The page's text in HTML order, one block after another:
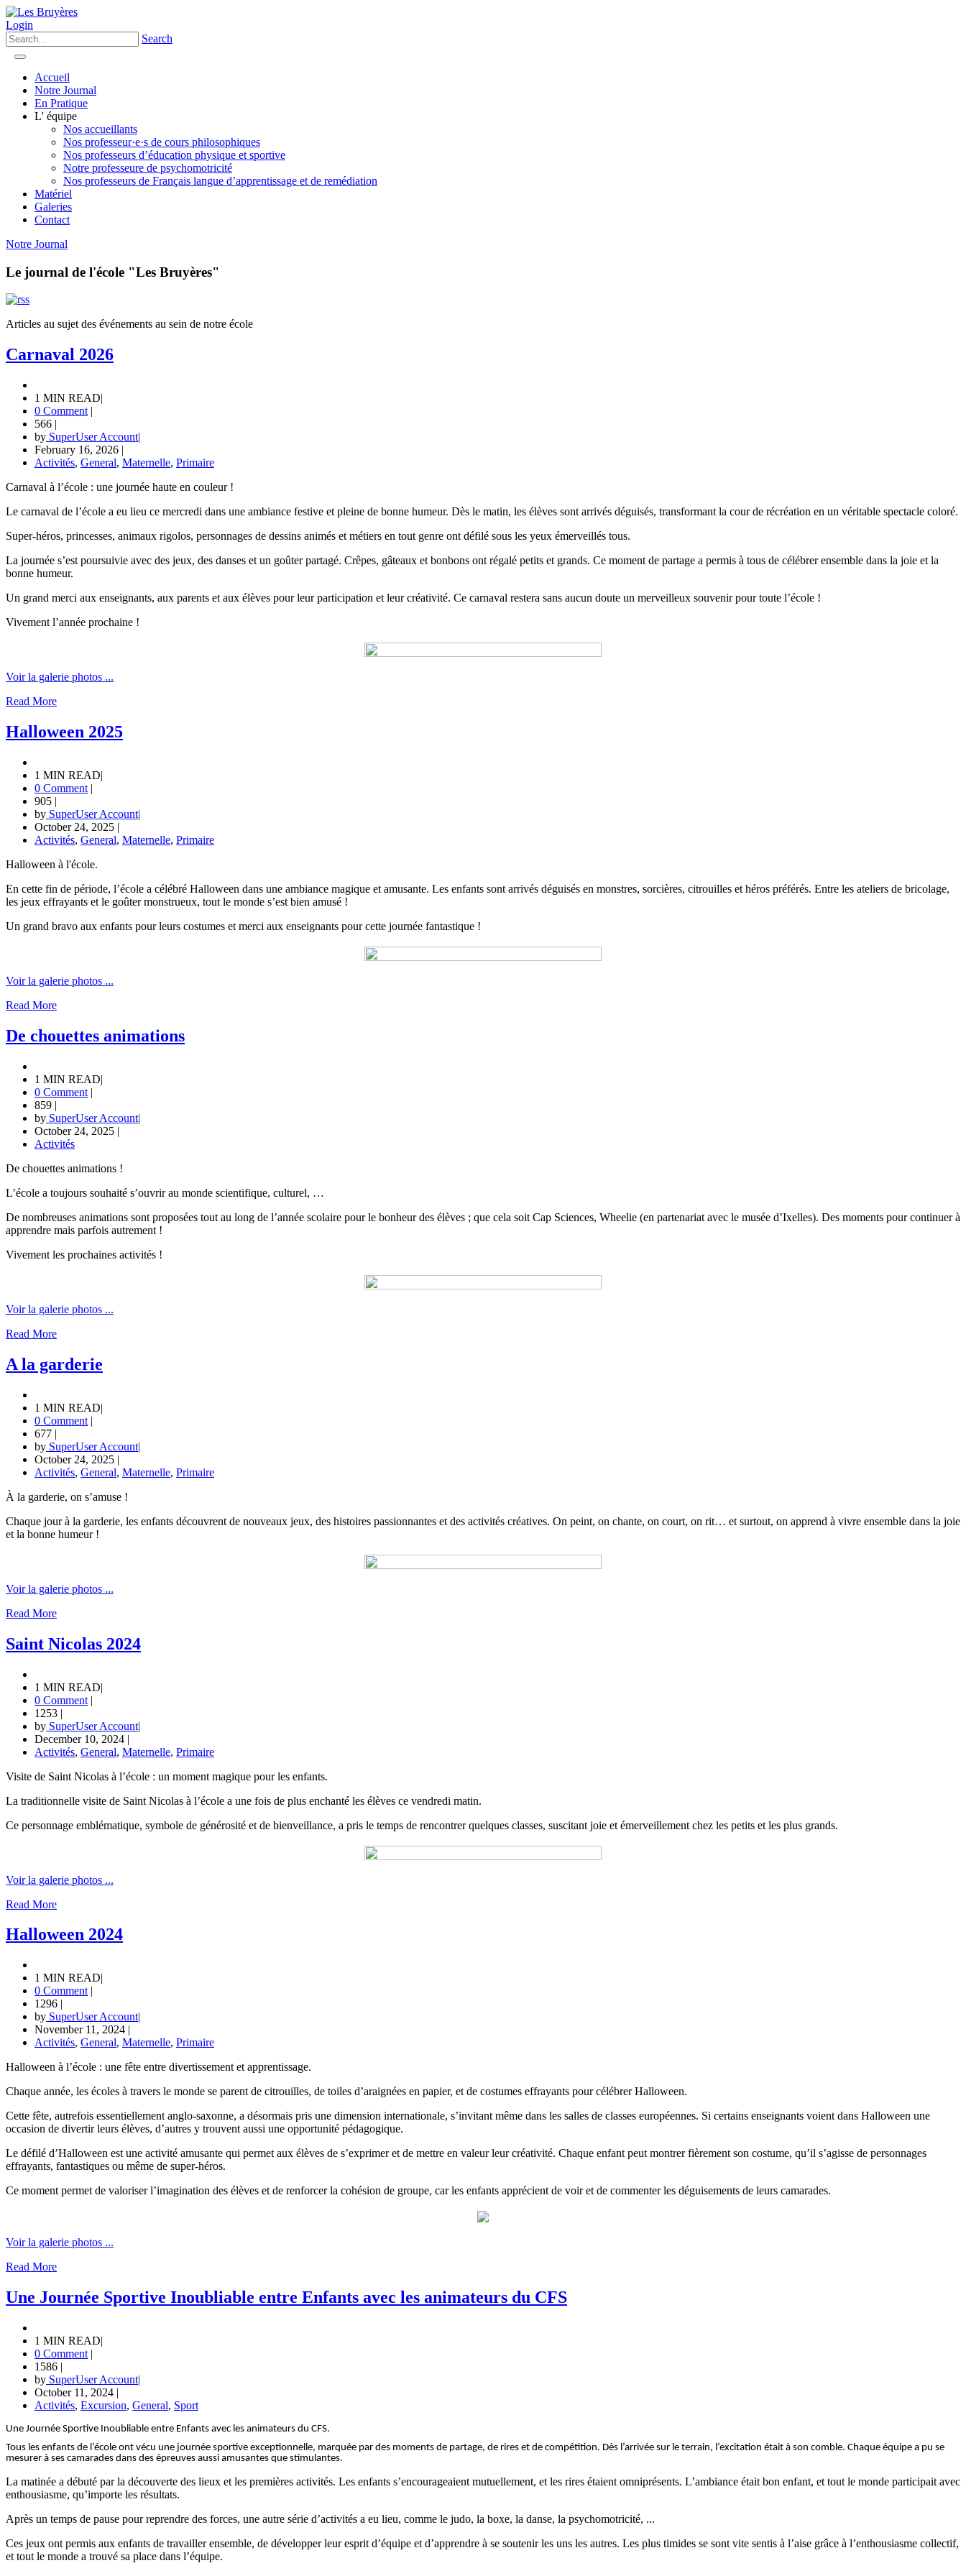
Login
Search
Accueil
Notre Journal
En Pratique
L' équipe
Nos accueillants
Nos professeur·e·s de cours philosophiques
Nos professeurs d’éducation physique et sportive
Notre professeure de psychomotricité
Nos professeurs de Français langue d’apprentissage et de remédiation
Matériel
Galeries
Contact
Notre Journal
Le journal de l'école "Les Bruyères"
Articles au sujet des événements au sein de notre école
Carnaval 2026
1 MIN READ|
0 Comment |
566 |
by SuperUser Account|
February 16, 2026 |
Activités, General, Maternelle, Primaire
Carnaval à l’école : une journée haute en couleur !
Le carnaval de l’école a eu lieu ce mercredi dans une ambiance festive et pleine de bonne humeur. Dès le matin, les élèves sont arrivés déguisés, transformant la cour de récréation en un véritable spectacle coloré.
Super-héros, princesses, animaux rigolos, personnages de dessins animés et métiers en tout genre ont défilé sous les yeux émerveillés tous.
La journée s’est poursuivie avec des jeux, des danses et un goûter partagé. Crêpes, gâteaux et bonbons ont régalé petits et grands. Ce moment de partage a permis à tous de célébrer ensemble dans la joie et la
bonne humeur.
Un grand merci aux enseignants, aux parents et aux élèves pour leur participation et leur créativité. Ce carnaval restera sans aucun doute un merveilleux souvenir pour toute l’école !
Vivement l’année prochaine !
Voir la galerie photos ...
Read More
Halloween 2025
1 MIN READ|
0 Comment |
905 |
by SuperUser Account|
October 24, 2025 |
Activités, General, Maternelle, Primaire
Halloween à l'école.
En cette fin de période, l’école a célébré Halloween dans une ambiance magique et amusante. Les enfants sont arrivés déguisés en monstres, sorcières, citrouilles et héros préférés. Entre les ateliers de bricolage,
les jeux effrayants et le goûter monstrueux, tout le monde s’est bien amusé !
Un grand bravo aux enfants pour leurs costumes et merci aux enseignants pour cette journée fantastique !
Voir la galerie photos ...
Read More
De chouettes animations
1 MIN READ|
0 Comment |
859 |
by SuperUser Account|
October 24, 2025 |
Activités
De chouettes animations !
L’école a toujours souhaité s’ouvrir au monde scientifique, culturel, …
De nombreuses animations sont proposées tout au long de l’année scolaire pour le bonheur des élèves ; que cela soit Cap Sciences, Wheelie (en partenariat avec le musée d’Ixelles). Des moments pour continuer à
apprendre mais parfois autrement !
Vivement les prochaines activités !
Voir la galerie photos ...
Read More
A la garderie
1 MIN READ|
0 Comment |
677 |
by SuperUser Account|
October 24, 2025 |
Activités, General, Maternelle, Primaire
À la garderie, on s’amuse !
Chaque jour à la garderie, les enfants découvrent de nouveaux jeux, des histoires passionnantes et des activités créatives. On peint, on chante, on court, on rit… et surtout, on apprend à vivre ensemble dans la joie
et la bonne humeur !
Voir la galerie photos ...
Read More
Saint Nicolas 2024
1 MIN READ|
0 Comment |
1253 |
by SuperUser Account|
December 10, 2024 |
Activités, General, Maternelle, Primaire
Visite de Saint Nicolas à l’école : un moment magique pour les enfants.
La traditionnelle visite de Saint Nicolas à l’école a une fois de plus enchanté les élèves ce vendredi matin.
Ce personnage emblématique, symbole de générosité et de bienveillance, a pris le temps de rencontrer quelques classes, suscitant joie et émerveillement chez les petits et les plus grands.
Voir la galerie photos ...
Read More
Halloween 2024
1 MIN READ|
0 Comment |
1296 |
by SuperUser Account|
November 11, 2024 |
Activités, General, Maternelle, Primaire
Halloween à l’école : une fête entre divertissement et apprentissage.
Chaque année, les écoles à travers le monde se parent de citrouilles, de toiles d’araignées en papier, et de costumes effrayants pour célébrer Halloween.
Cette fête, autrefois essentiellement anglo-saxonne, a désormais pris une dimension internationale, s’invitant même dans les salles de classes européennes. Si certains enseignants voient dans Halloween une
occasion de divertir leurs élèves, d’autres y trouvent aussi une opportunité pédagogique.
Le défilé d’Halloween est une activité amusante qui permet aux élèves de s’exprimer et de mettre en valeur leur créativité. Chaque enfant peut montrer fièrement son costume, qu’il s’agisse de personnages
effrayants, fantastiques ou même de super-héros.
Ce moment permet de valoriser l’imagination des élèves et de renforcer la cohésion de groupe, car les enfants apprécient de voir et de commenter les déguisements de leurs camarades.
Voir la galerie photos ...
Read More
Une Journée Sportive Inoubliable entre Enfants avec les animateurs du CFS
1 MIN READ|
0 Comment |
1586 |
by SuperUser Account|
October 11, 2024 |
Activités, Excursion, General, Sport
Une Journée Sportive Inoubliable entre Enfants avec les animateurs du CFS.
Tous les enfants de l’école ont vécu une journée sportive exceptionnelle, marquée par des moments de partage, de rires et de compétition. Dès l’arrivée sur le terrain, l’excitation était à son comble. Chaque équipe a pu se
mesurer à ses camarades dans des épreuves aussi amusantes que stimulantes.
La matinée a débuté par la découverte des lieux et les premières activités. Les enfants s’encourageaient mutuellement, et les rires étaient omniprésents. L’ambiance était bon enfant, et tout le monde participait avec
enthousiasme, qu’importe les résultats.
Après un temps de pause pour reprendre des forces, une autre série d’activités a eu lieu, comme le judo, la boxe, la danse, la psychomotricité, ...
Ces jeux ont permis aux enfants de travailler ensemble, de développer leur esprit d’équipe et d’apprendre à se soutenir les uns les autres. Les plus timides se sont vite sentis à l’aise grâce à l’enthousiasme collectif,
et tout le monde a trouvé sa place dans l’équipe.